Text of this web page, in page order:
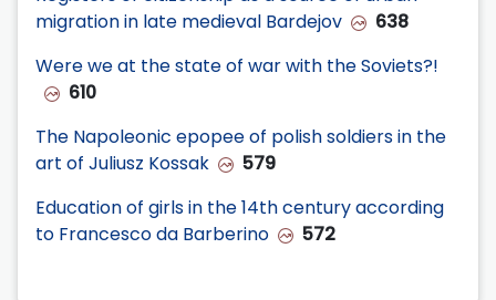
migration in late medieval Bardejov
638
Were we at the state of war with the Soviets?!
610
The Napoleonic epopee of polish soldiers in the
art of Juliusz Kossak
579
Education of girls in the 14th century according
to Francesco da Barberino
572